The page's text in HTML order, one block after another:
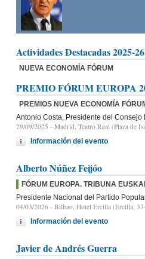
Actividades Destacadas 2025-26
NUEVA ECONOMÍA FÓRUM
PREMIO FÓRUM EUROPA
PREMIOS NUEVA ECONOMÍA
Antonio Costa, Presidente del Consejo
29/09/2025 - Madrid, Teatro Real (Plaza de
Información del evento
Alberto Núñez Feijóo
FÓRUM EUROPA. TRIBUNA
Presidente Nacional del Partido
04/03/2026 - Bilbao, Hotel Ercilla (Ercilla,
Información del evento
Javier de Andrés Guerra